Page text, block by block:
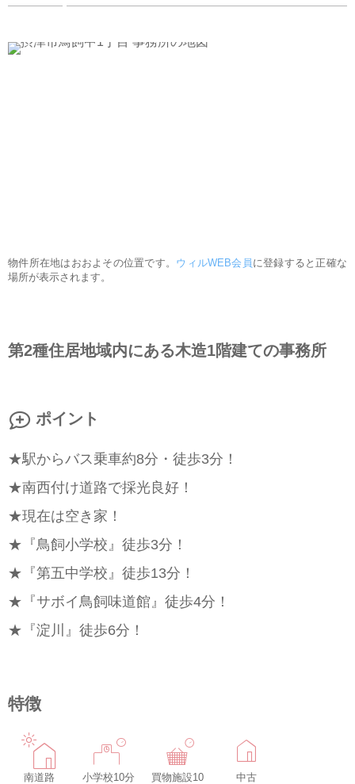
物件所在地はおおよその位置です。 ウィルWEB会員 に登録すると正確な
場所が表示されます。
第2種住居地域内にある木造1階建ての事務所
ポイント
★駅からバス乗車約8分・徒歩3分！
★南西付け道路で採光良好！
★現在は空き家！
★『鳥飼小学校』徒歩3分！
★『第五中学校』徒歩13分！
★『サボイ鳥飼味道館』徒歩4分！
★『淀川』徒歩6分！
特徴
南道路
小学校10分
買物施設10
中古